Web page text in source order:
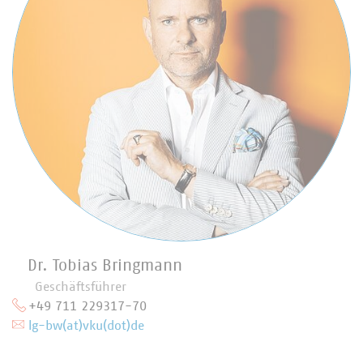
Dr. Tobias Bringmann
Geschäftsführer
+49 711 229317-70
lg-bw(at)vku(dot)de